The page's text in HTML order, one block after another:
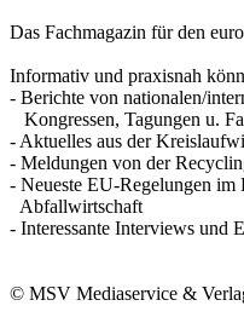
Das Fachmagazin für den
Informativ und praxisnah
- Berichte von nationalen/
Kongressen, Tagungen u.
- Aktuelles aus der
- Meldungen von der
- Neueste EU-Regelungen im
Abfallwirtschaft
- Interessante Interviews und
© MSV Mediaservice &